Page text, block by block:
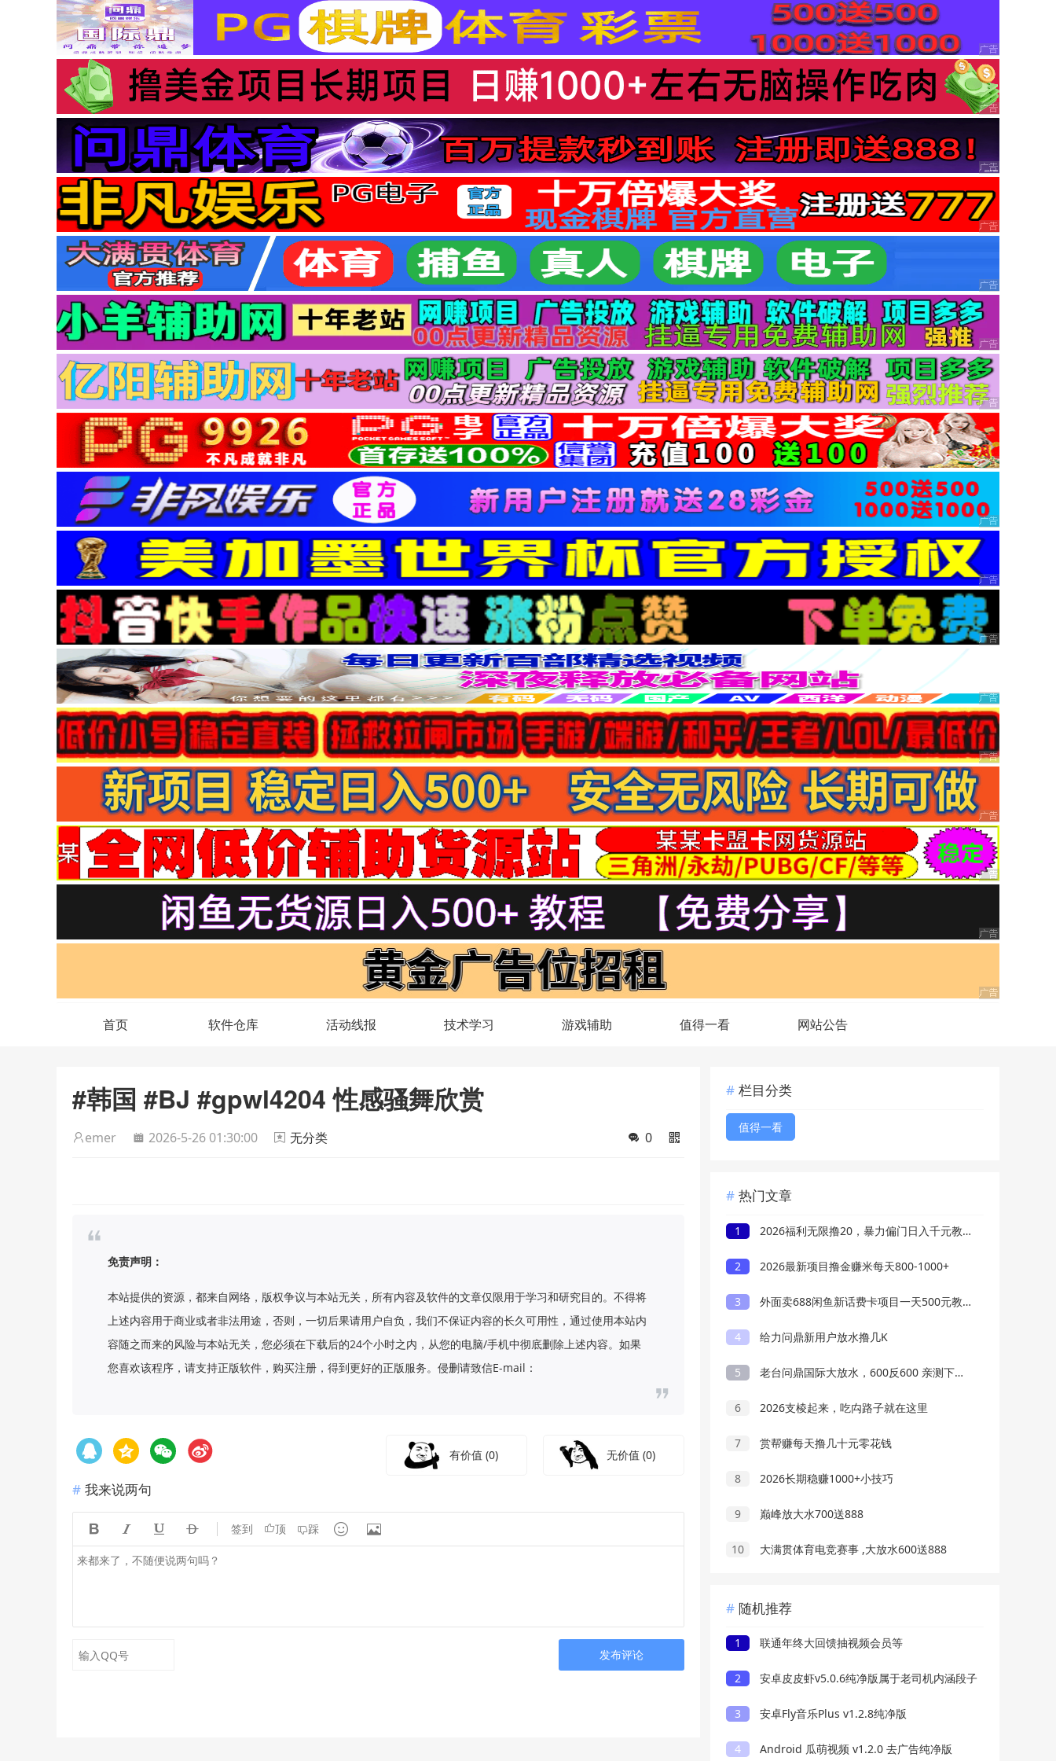
首页 软件仓库 活动线报 技术学习 游戏辅助 值得一看 网站公告
#韩国 #BJ #gpwl4204 性感骚舞欣赏
emer 2026-5-26 01:30:00 无分类 0
免责声明：
本站提供的资源，都来自网络，版权争议与本站无关，所有内容及软件的文章仅限用于学习和研究目的。不得将
上述内容用于商业或者非法用途，否则，一切后果请用户自负，我们不保证内容的长久可用性，通过使用本站内
容随之而来的风险与本站无关，您必须在下载后的24个小时之内，从您的电脑/手机中彻底删除上述内容。如果
您喜欢该程序，请支持正版软件，购买注册，得到更好的正版服务。侵删请致信E-mail：
有价值(0) 无价值(0)
我来说两句
    签到 顶 踩  
发布评论
栏目分类
值得一看
热门文章
1 2026福利无限撸20，暴力偏门日入千元教程分享
2 2026最新项目撸金赚米每天800-1000+
3 外面卖688闲鱼新话费卡项目一天500元教程
4 给力问鼎新用户放水撸几K
5 老台问鼎国际大放水，600反600 亲测下分3W
6 2026支棱起来，吃禸路子就在这里
7 赏帮赚每天撸几十元零花钱
8 2026长期稳赚1000+小技巧
9 巅峰放大水700送888
10 大满贯体育电竞赛事 ,大放水600送888
随机推荐
1 联通年终大回馈抽视频会员等
2 安卓皮皮虾v5.0.6纯净版属于老司机内涵段子
3 安卓Fly音乐Plus v1.2.8纯净版
4 Android 瓜萌视频 v1.2.0 去广告纯净版